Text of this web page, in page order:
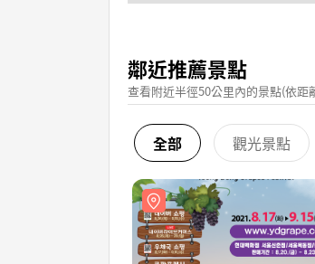
鄰近推薦景點
查看附近半徑50公里內的景點(依距
全部 觀光景點